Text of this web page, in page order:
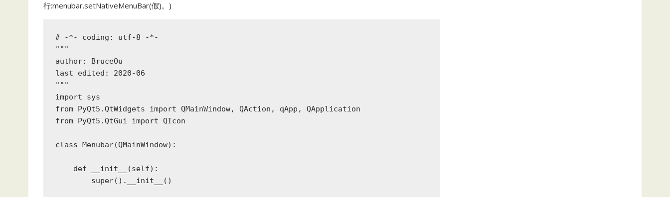
行:menubar.setNativeMenuBar(假)。)
# -*- coding: utf-8 -*-
"""
author: BruceOu
last edited: 2020-06
"""
import sys
from PyQt5.QtWidgets import QMainWindow, QAction, qApp, QApplication
from PyQt5.QtGui import QIcon
class Menubar(QMainWindow):
    def __init__(self):
        super().__init__()